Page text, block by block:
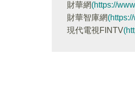
財華網(https://
財華智庫網
現代電視FINTV